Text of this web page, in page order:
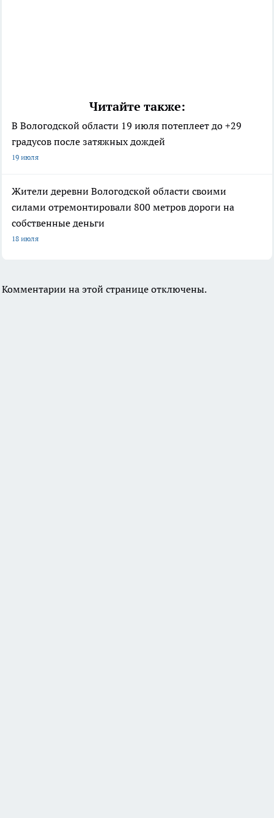
Читайте также:
В Вологодской области 19 июля потеплеет до +29
градусов после затяжных дождей
19 июля
Жители деревни Вологодской области своими
силами отремонтировали 800 метров дороги на
собственные деньги
18 июля
Комментарии на этой странице отключены.